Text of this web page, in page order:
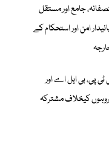
جامع اور مستقل
امن اور استحکام کے
ٹی پی، بی ایل اے اور
کیخلاف مشترکہ